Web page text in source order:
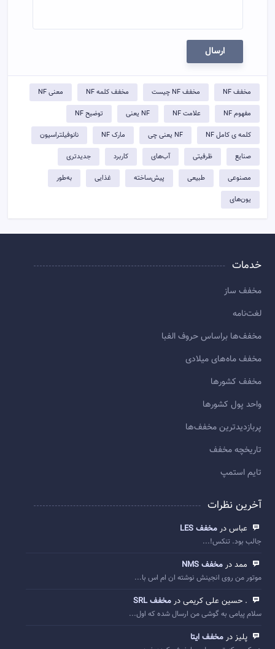
ارسال
مخفف NF مخفف NF چیست مخفف کلمه NF معنی NF
مفهوم NF علامت NF NF یعنی توضيح NF
کلمه ی کامل NF NF یعنی چی مارک NF نانوفیلتراسیون
صنایع ظرفیتی آب‌های کاربرد جدیدتری
مصنوعی طبیعی پیش‌ساخته غذایی به‌طور
یون‌های
خدمات
مخفف ساز
لغت‌نامه
مخفف‌ها براساس حروف الفبا
مخفف ماه‌های میلادی
مخفف کشورها
واحد پول کشورها
پربازديدترين مخفف‌ها
تاريخچه مخفف
تایم استمپ
آخرین نظرات
عباس در مخفف LES
جالب بود. تنکس!...
ممد در مخفف NMS
موتور من روی انجینش نوشته ان ام اس با...
. حسین علی کریمی در مخفف SRL
سلام پیامی به گوشی من ارسال شده که اول...
پلیز در مخفف ایتا